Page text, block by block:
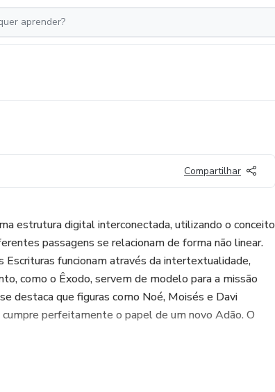
Compartilhar
estrutura digital interconectada, utilizando o conceito
passagens se relacionam de forma não linear.
Escrituras funcionam através da intertextualidade,
como o Êxodo, servem de modelo para a missão
destaca que figuras como Noé, Moisés e Davi
perfeitamente o papel de um novo Adão. O